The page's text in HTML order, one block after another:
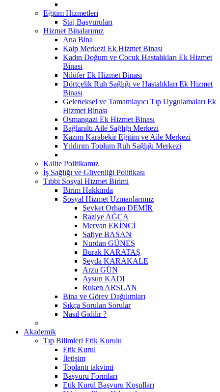
Eğitim Hizmetleri
Staj Başvuruları
Hizmet Binalarımız
Ana Bina
Kalp Merkezi Ek Hizmet Binası
Kadın Doğum ve Çocuk Hastalıkları Ek Hizmet
Binası
Nilüfer Ek Hizmet Binası
Dörtçelik Ruh Sağlığı ve Hastalıkları Ek Hizmet
Binası
Geleneksel ve Tamamlayıcı Tıp Uygulamaları Ek
Hizmet Binası
Osmangazi Ek Hizmet Binası
Bağlaraltı Aile Sağlığı Merkezi
Kazım Karabekir Eğitim ve Aile Merkezi
Yıldırım Toplum Ruh Sağlığı Merkezi
Kalite Politikamız
İş Sağlığı ve Güvenliği Politikası
Tıbbi Sosyal Hizmet Birimi
Birim Hakkında
Sosyal Hizmet Uzmanlarımız
Şevket Orhan DEMİR
Raziye AĞCA
Mervan EKİNCİ
Safiye BASAN
Nurdan GÜNEŞ
Burak KARATAŞ
Şeyda KARAKALE
Arzu GÜN
Aysun KADI
Ruken ARSLAN
Bina ve Görev Dağılımları
Sıkça Sorulan Sorular
Nasıl Gidilir ?
Akademik
Tıp Bilimleri Etik Kurulu
Etik Kurul
İletişim
Toplantı takvimi
Başvuru Formları
Etik Kurul Başvuru Koşulları